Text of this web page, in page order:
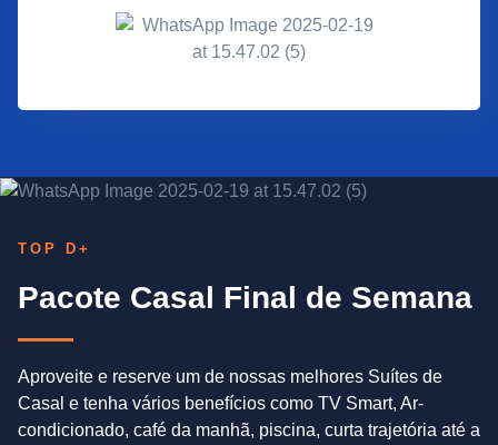
TOP D+
Pacote Casal Final de Semana
Aproveite e reserve um de nossas melhores Suítes de
Casal e tenha vários benefícios como TV Smart, Ar-
condicionado, café da manhã, piscina, curta trajetória até a